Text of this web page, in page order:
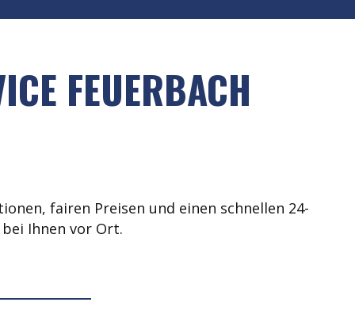
FEUERBACH
fairen Preisen und einen schnellen 24-
Ihnen vor Ort.